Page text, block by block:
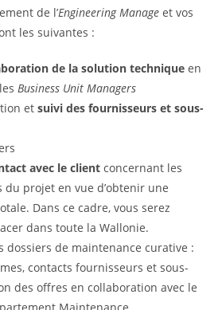
de l’Engineering Manageet vos
les suivantes :
de la solution technique en
Business Unit Managers
etsuivi des fournisseurs et sous-
avec le client concernant les
du projet en vue d’obtenir une
Dans ce cadre, vous serez
dans toute la Wallonie.
dossiers de maintenance curative :
contacts fournisseurs et sous-
des offres en collaboration avec le